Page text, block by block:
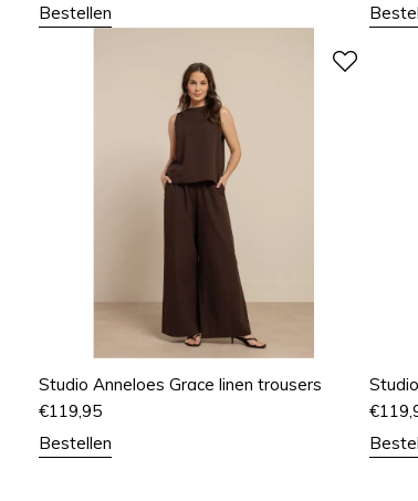
Bestellen
Studio Anneloes Grace linen trousers
€119,95
Bestellen
€